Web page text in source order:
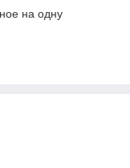
на одну